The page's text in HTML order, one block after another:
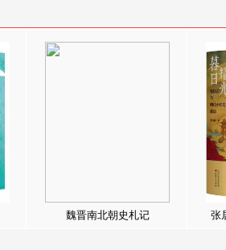
魏晋南北朝史札记 张